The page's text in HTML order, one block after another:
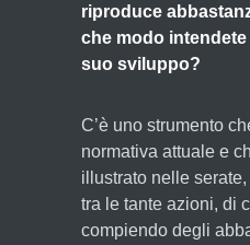
riproduce
che modo
suo sviluppo?
C’è uno strumento
normativa attuale e
illustrato nelle
tra le tante azioni, di
compiendo degli